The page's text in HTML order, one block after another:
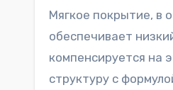
Мягкое покрытие, в
обеспечивает
компенсируется на
структуру с